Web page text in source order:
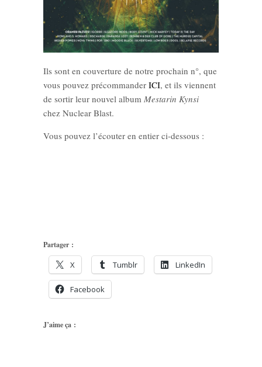
Ils sont en couverture de notre prochain n°, que
vous pouvez précommander ICI, et ils viennent
de sortir leur nouvel album Mestarin Kynsi
chez Nuclear Blast.
Vous pouvez l’écouter en entier ci-dessous :
Partager :
X Tumblr LinkedIn
Facebook
J’aime ça :